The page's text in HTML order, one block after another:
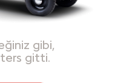
gibi,
gitti.